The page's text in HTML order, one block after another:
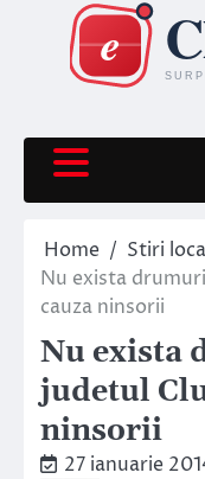
content
Home
Stiri
Nu exista
cauza ninsorii
Nu exista
judetul
ninsorii
27 ianuarie